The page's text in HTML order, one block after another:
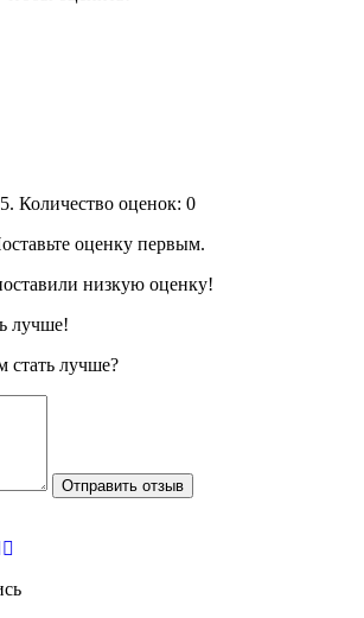
Количество оценок: 0
оценку первым.
низкую оценку!
лучше!
стать лучше?
Отправить отзыв